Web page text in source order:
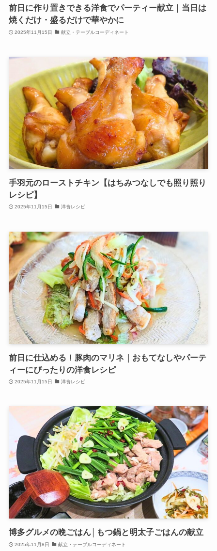
前日に作り置きできる洋食でパーティー献立｜当日は
焼くだけ・盛るだけで華やかに
2025年11月15日 献立・テーブルコーディネート
手羽元のローストチキン【はちみつなしでも照り照り
レシピ】
2025年11月15日 洋食レシピ
前日に仕込める！豚肉のマリネ｜おもてなしやパーテ
ィーにぴったりの洋食レシピ
2025年11月15日 洋食レシピ
博多グルメの晩ごはん│もつ鍋と明太子ごはんの献立
2025年11月8日 献立・テーブルコーディネート